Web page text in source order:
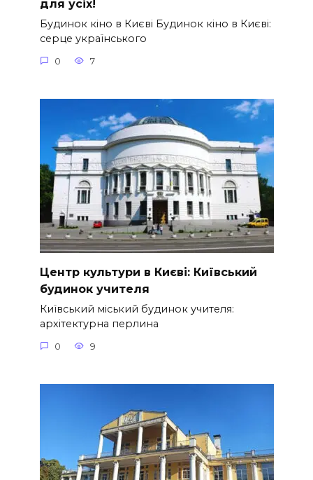
для усіх!
Будинок кіно в Києві Будинок кіно в Києві:
серце українського
0 7
Центр культури в Києві: Київський
будинок учителя
Київський міський будинок учителя:
архітектурна перлина
0 9